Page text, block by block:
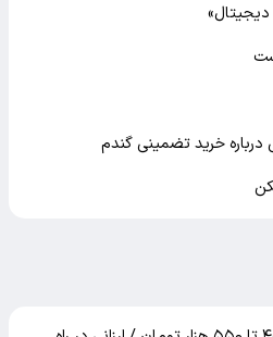
دیجیتال»
خرید تضمینی گندم